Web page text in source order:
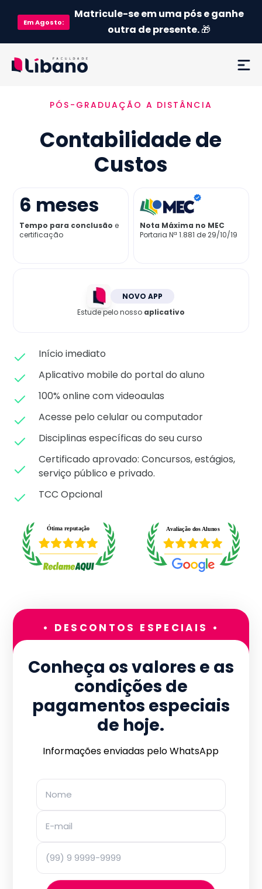
EmAgosto:
Matricule-se em uma pós e ganhe
outra de presente.🎁
Ementa
Como funciona
Credenciamento MEC
Preço
Já sou aluno
PÓS-GRADUAÇÃO A DISTÂNCIA
Contabilidade de
Custos
6 meses
Tempo para conclusão e
certificação
Nota Máxima no MEC
Portaria Nª 1.881 de 29/10/19
NOVO APP
Estude pelo nosso aplicativo
Início imediato
Aplicativo mobile do portal do aluno
100% online com videoaulas
Acesse pelo celular ou computador
Disciplinas específicas do seu curso
Certificado aprovado: Concursos, estágios,
serviço público e privado.
TCC Opcional
• DESCONTOS ESPECIAIS •
Conheça os valores e as
condições de
pagamentos especiais
de hoje.
Informações enviadas pelo WhatsApp